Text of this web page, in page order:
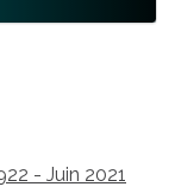
- Juin 2021